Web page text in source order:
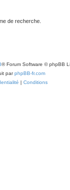
de recherche.
® Forum Software © phpBB
parphpBB-fr.com
| Conditions